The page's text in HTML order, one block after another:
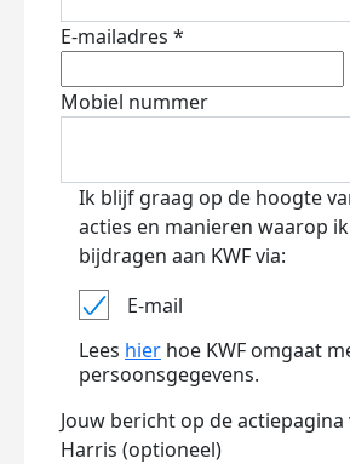
E-mailadres *
Mobiel nummer
Ik blijf graag op de hoogte
acties en manieren waarop
bijdragen aan KWF via:
E-mail
Lees hier hoe KWF omgaat
persoonsgegevens.
Jouw bericht op de actiepagina
Harris (optioneel)